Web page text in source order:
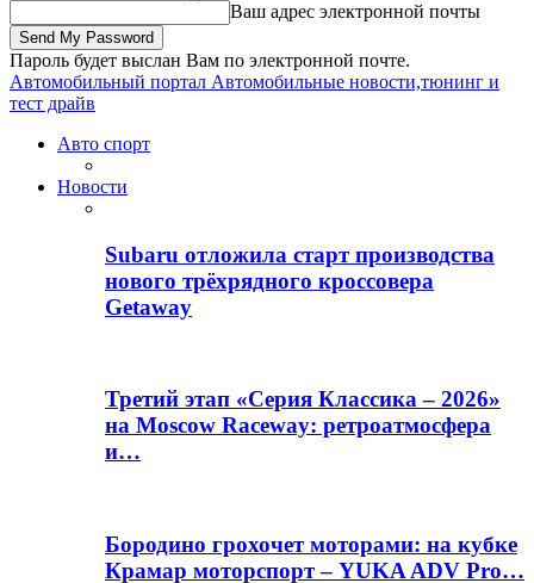
Ваш адрес электронной почты
Пароль будет выслан Вам по электронной почте.
Автомобильный портал Автомобильные новости,тюнинг и
тест драйв
Авто спорт
Новости
Subaru отложила старт производства
нового трёхрядного кроссовера
Getaway
Третий этап «Серия Классика – 2026»
на Moscow Raceway: ретроатмосфера
и…
Бородино грохочет моторами: на кубке
Крамар моторспорт – YUKA ADV Pro…